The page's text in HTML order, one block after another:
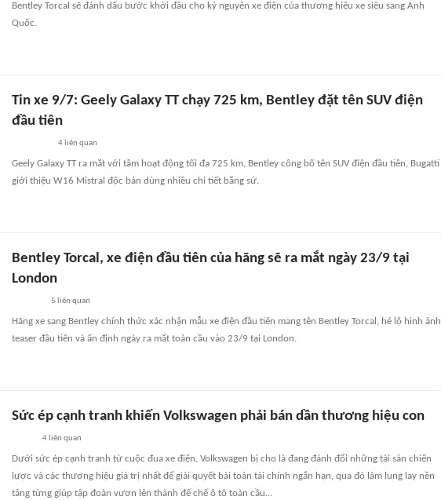
Bentley Torcal sẽ đánh dấu bước khởi đầu cho kỷ nguyên xe điện của thương hiệu xe siêu sang Anh
Quốc.
Tin xe 9/7: Geely Galaxy TT chạy 725 km, Bentley đặt tên SUV điện
đầu tiên
4liên quan
Geely Galaxy TT ra mắt với tầm hoạt động tối đa 725 km, Bentley công bố tên SUV điện đầu tiên, Bugatti
giới thiệu W16 Mistral độc bản dùng nhiều chi tiết bằng sứ.
Bentley Torcal, xe điện đầu tiên của hãng sẽ ra mắt ngày 23/9 tại
London
5 liên quan
Hãng xe sang Bentley chính thức xác nhận mẫu xe điện đầu tiên mang tên Bentley Torcal, hé lộ hình ảnh
teaser đầu tiên và ấn định ngày ra mắt toàn cầu vào 23/9 tại London.
Sức ép cạnh tranh khiến Volkswagen phải bán dần thương hiệu con
4liên quan
Dưới sức ép cạnh tranh từ cuộc đua xe điện, Volkswagen bị cho là đang đánh đổi những tài sản chiến
lược và các thương hiệu giá trị nhất để giải quyết bài toán tài chính ngắn hạn, qua đó làm lung lay nền
tảng từng giúp tập đoàn vươn lên thành đế chế ô tô toàn cầu…